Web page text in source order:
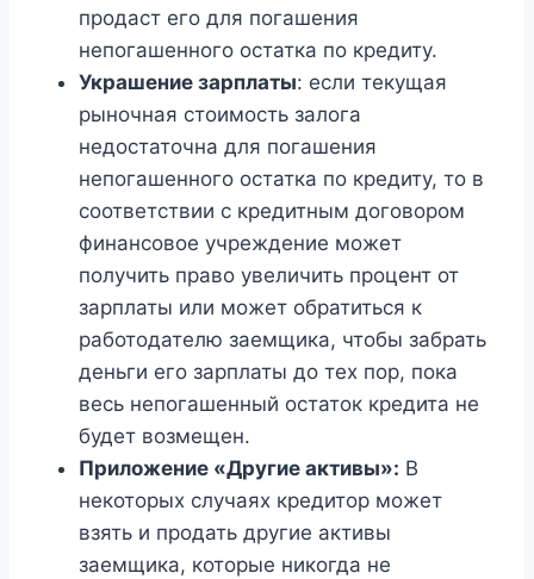
продаст его для погашения
непогашенного остатка по кредиту.
Украшение зарплаты: если текущая
рыночная стоимость залога
недостаточна для погашения
непогашенного остатка по кредиту, то в
соответствии с кредитным договором
финансовое учреждение может
получить право увеличить процент от
зарплаты или может обратиться к
работодателю заемщика, чтобы забрать
деньги его зарплаты до тех пор, пока
весь непогашенный остаток кредита не
будет возмещен.
Приложение «Другие активы»: В
некоторых случаях кредитор может
взять и продать другие активы
заемщика, которые никогда не